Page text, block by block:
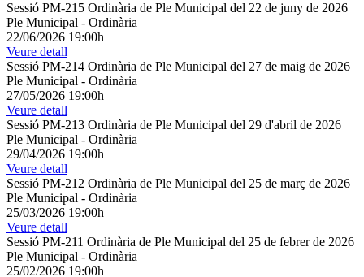
Sessió PM-215 Ordinària de Ple Municipal del 22 de juny de 2026
Ple Municipal - Ordinària
22/06/2026 19:00h
Veure detall
Sessió PM-214 Ordinària de Ple Municipal del 27 de maig de 2026
Ple Municipal - Ordinària
27/05/2026 19:00h
Veure detall
Sessió PM-213 Ordinària de Ple Municipal del 29 d'abril de 2026
Ple Municipal - Ordinària
29/04/2026 19:00h
Veure detall
Sessió PM-212 Ordinària de Ple Municipal del 25 de març de 2026
Ple Municipal - Ordinària
25/03/2026 19:00h
Veure detall
Sessió PM-211 Ordinària de Ple Municipal del 25 de febrer de 2026
Ple Municipal - Ordinària
25/02/2026 19:00h